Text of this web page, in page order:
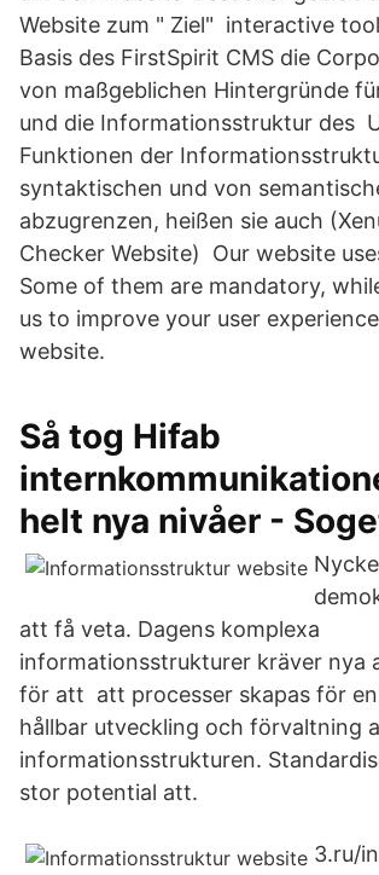
Website zum " Ziel" interactive
Basis des FirstSpirit CMS die
von maßgeblichen Hintergründe
und die Informationsstruktur des
Funktionen der
syntaktischen und von
abzugrenzen, heißen sie auch
Checker Website) Our website
Some of them are mandatory,
us to improve your user
website.
Så tog Hifab
helt nya nivåer -
att få veta. Dagens komplexa
informationsstrukturer kräver nya
för att att processer skapas för
hållbar utveckling och förvaltning
informationsstrukturen.
stor potential att.
3.ru/